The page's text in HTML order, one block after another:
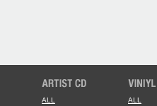
ALL ALL